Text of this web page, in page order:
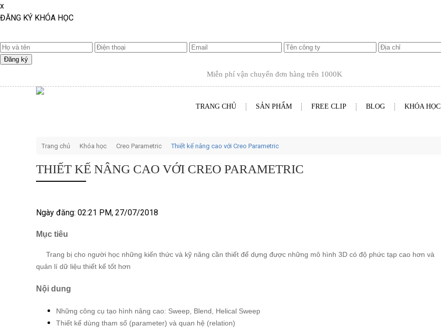
x
ĐĂNG KÝ KHÓA HỌC
Miễn phí vận chuyển đơn hàng trên1000K
TRANG CHỦ SẢN PHẨM FREE CLIP BLOG KHÓA HỌC
Trang chủ Khóa học Creo Parametric Thiết kế nâng cao với Creo Parametric
THIẾT KẾ NÂNG CAO VỚI CREO PARAMETRIC
Ngày đăng: 02:21 PM, 27/07/2018
Mục tiêu
Trang bị cho người học những kiến thức và kỹ năng cần thiết để dựng được những mô hình 3D có độ phức tạp cao hơn và
quản lí dữ liệu thiết kế tốt hơn
Nội dung
Những công cụ tạo hình nâng cao: Sweep, Blend, Helical Sweep
Thiết kế dùng tham số (parameter) và quan hệ (relation)